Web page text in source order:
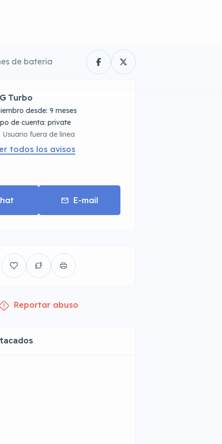
de bateria
Turbo
desde: 9 meses
de cuenta: private
Usuario fuera de linea
todos los avisos
E-mail
Reportar abuso